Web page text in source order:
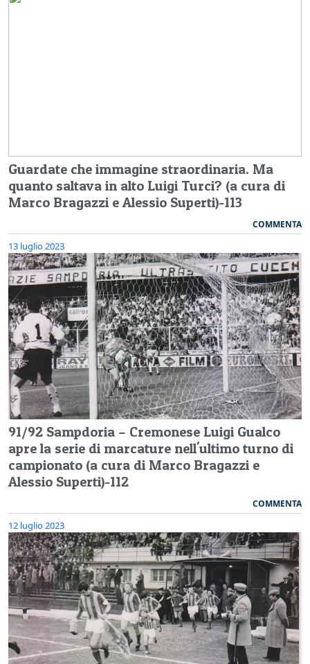
Guardate che immagine straordinaria. Ma
quanto saltava in alto Luigi Turci? (a cura di
Marco Bragazzi e Alessio Superti)-113
COMMENTA
13 luglio 2023
91/92 Sampdoria – Cremonese Luigi Gualco
apre la serie di marcature nell'ultimo turno di
campionato (a cura di Marco Bragazzi e
Alessio Superti)-112
COMMENTA
12 luglio 2023